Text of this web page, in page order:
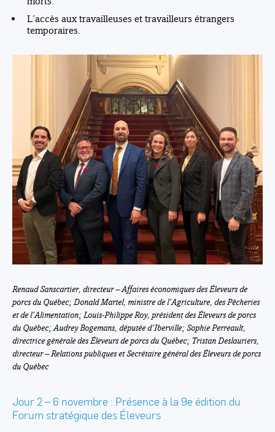
L’accès aux travailleuses et travailleurs étrangers
temporaires.
Renaud Sanscartier, directeur – Affaires économiques des Éleveurs de
porcs du Québec; Donald Martel, ministre de l’Agriculture, des Pêcheries
et de l’Alimentation; Louis-Philippe Roy, président des Éleveurs de porcs
du Québec; Audrey Bogemans, députée d’Iberville; Sophie Perreault,
directrice générale des Éleveurs de porcs du Québec; Tristan Deslauriers,
directeur – Relations publiques et Secrétaire général des Éleveurs de porcs
du Québec
Jour 2 – 6 novembre : Présence à la 9e édition du
Forum stratégique des Éleveurs